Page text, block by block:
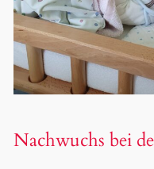
Nachwuchs bei